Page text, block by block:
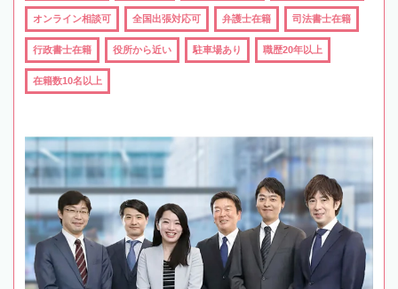
オンライン相談可 全国出張対応可 弁護士在籍 司法書士在籍
行政書士在籍 役所から近い 駐車場あり 職歴20年以上
在籍数10名以上